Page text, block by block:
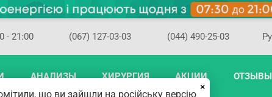
- 21:00 (067) 127-03-03 (044) 490-25-03
АНАЛИЗЫ ХИРУРГИЯ АКЦИИ ОТЗЫВЫ
×
що ви зайшли на російську версію